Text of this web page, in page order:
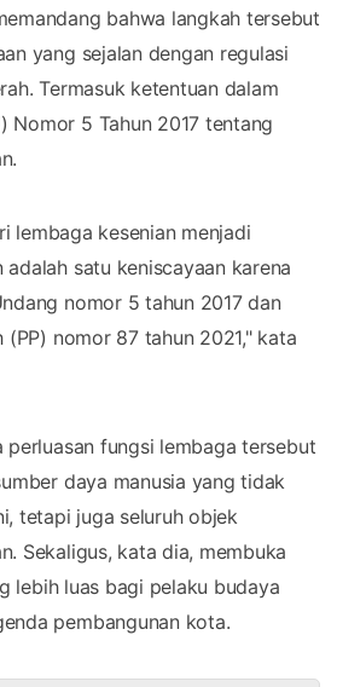
bahwa langkah tersebut
yang sejalan dengan regulasi
Termasuk ketentuan dalam
Nomor 5 Tahun 2017 tentang
lembaga kesenian menjadi
satu keniscayaan karena
nomor 5 tahun 2017 dan
(PP) nomor 87 tahun 2021," kata
perluasan fungsi lembaga tersebut
daya manusia yang tidak
tetapi juga seluruh objek
Sekaligus, kata dia, membuka
lebih luas bagi pelaku budaya
pembangunan kota.